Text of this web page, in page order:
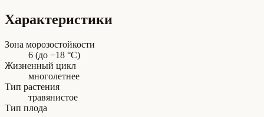
Характеристики
Зона морозостойкости
6 (до −18 °C)
Жизненный цикл
многолетнее
Тип растения
травянистое
Тип плода